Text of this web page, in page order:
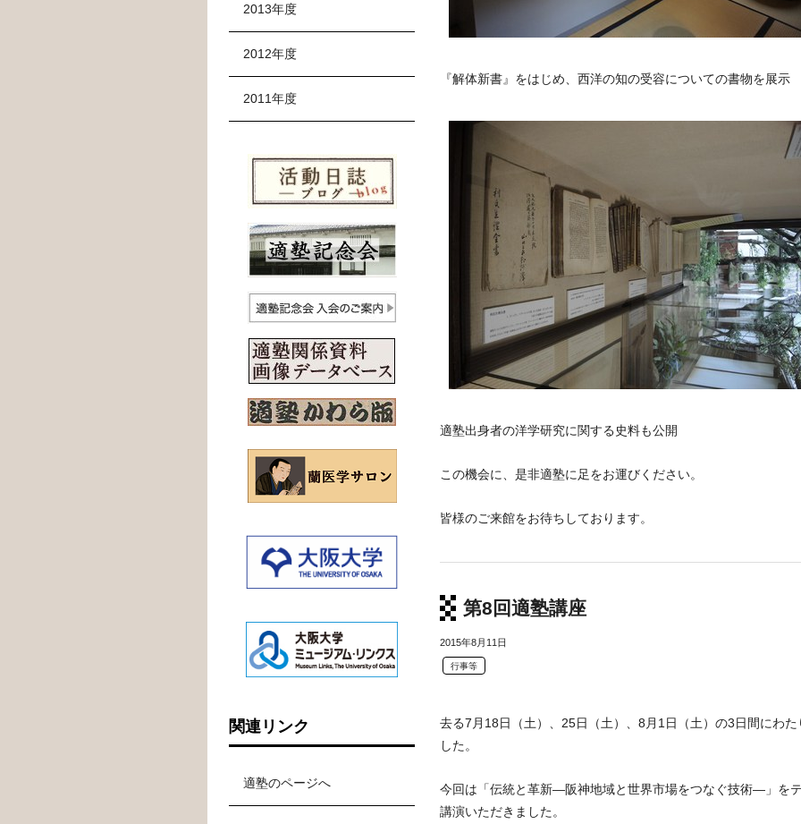
『解体新書』をはじめ、西洋の知の受容についての書物を展示
適塾出身者の洋学研究に関する史料も公開
この機会に、是非適塾に足をお運びください。
皆様のご来館をお待ちしております。
第8回適塾講座
2015年8月11日
行事等
去る7月18日（土）、25日（土）、8月1日（土）の3日間にわ
した。
今回は「伝統と革新―阪神地域と世界市場をつなぐ技術―」を
講演いただきました。
2013年度
2012年度
2011年度
関連リンク
適塾のページへ